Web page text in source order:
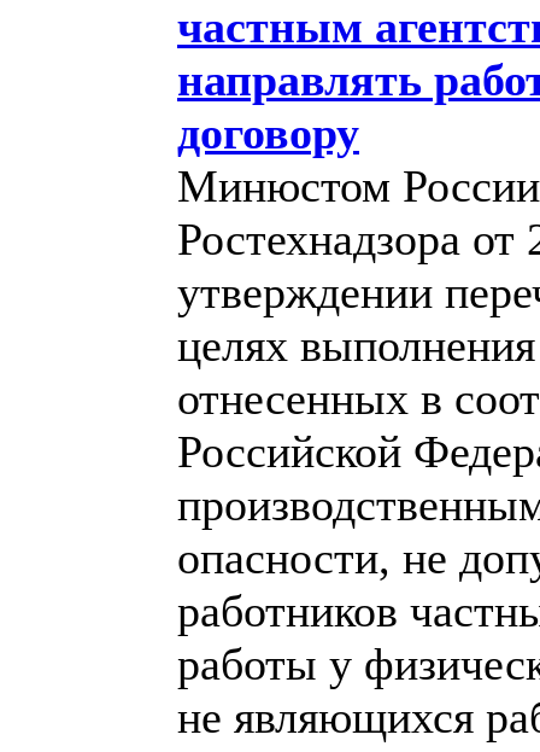
частным
направлять
договору
Минюстом России
Ростехнадзора
утверждении
целях
отнесенных в
Российской
опасности, не
работников
работы у
не являющихся